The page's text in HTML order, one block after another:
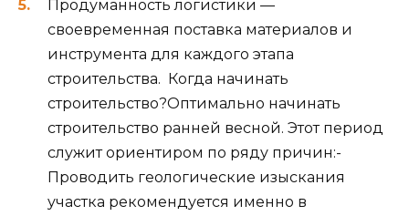
Продуманность логистики —
своевременная поставка материалов и
инструмента для каждого этапа
строительства. ️ Когда начинать
строительство?Оптимально начинать
строительство ранней весной. Этот период
служит ориентиром по ряду причин:-
Проводить геологические изыскания
участка рекомендуется именно в